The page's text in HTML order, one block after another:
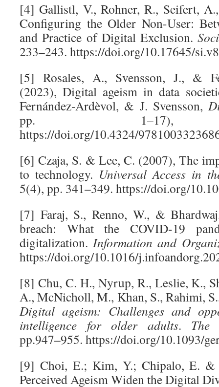
[4] Gallistl, V., Rohner, R., Seifert,
Configuring the Older Non-User:
and Practice of Digital Exclusion.
233–243. https://doi.org/10.17645/
[5] Rosales, A., Svensson, J., &
(2023), Digital ageism in data
Fernández-Ardèvol, & J. Svensson,
pp. 1–17),
https://doi.org/10.4324/
[6] Czaja, S. & Lee, C. (2007), The
to technology. Universal Access in
5(4), pp. 341–349. https://doi.org/
[7] Faraj, S., Renno, W., &
breach: What the COVID-19
digitalization.Information and
https://doi.org/10.1016/
[8] Chu, C. H., Nyrup, R., Leslie, K.,
A., McNicholl, M., Khan, S., Rahimi,
Digital ageism: Challenges and
intelligence for older adults. The
pp.947–955. https://doi.org/10.1093/
[9] Choi, E.; Kim, Y.; Chipalo, E. &
Perceived Ageism Widen the Digital